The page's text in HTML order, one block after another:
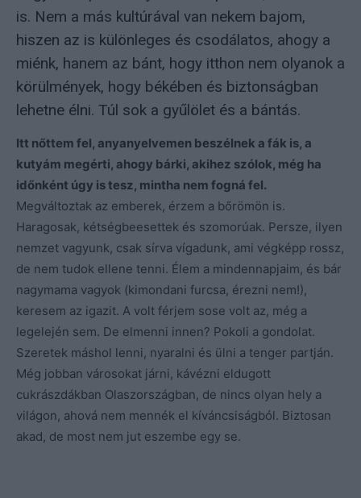
is. Nem a más kultúrával van nekem bajom,
hiszen az is különleges és csodálatos, ahogy a
miénk, hanem az bánt, hogy itthon nem olyanok a
körülmények, hogy békében és biztonságban
lehetne élni. Túl sok a gyűlölet és a bántás.
Itt nőttem fel, anyanyelvemen beszélnek a fák is, a
kutyám megérti, ahogy bárki, akihez szólok, még ha
időnként úgy is tesz, mintha nem fogná fel.
Megváltoztak az emberek, érzem a bőrömön is.
Haragosak, kétségbeesettek és szomorúak. Persze, ilyen
nemzet vagyunk, csak sírva vígadunk, ami végképp rossz,
de nem tudok ellene tenni. Élem a mindennapjaim, és bár
nagymama vagyok (kimondani furcsa, érezni nem!),
keresem az igazit. A volt férjem sose volt az, még a
legelején sem. De elmenni innen? Pokoli a gondolat.
Szeretek máshol lenni, nyaralni és ülni a tenger partján.
Még jobban városokat járni, kávézni eldugott
cukrászdákban Olaszországban, de nincs olyan hely a
világon, ahová nem mennék el kíváncsiságból. Biztosan
akad, de most nem jut eszembe egy se.